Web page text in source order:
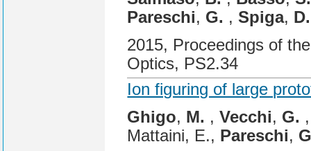
Pareschi, G. ,Spiga, D.
2015, Proceedings of
Optics, PS2.34
Ion figuring of large
Ghigo, M. ,Vecchi, G.
Mattaini, E., Pareschi,